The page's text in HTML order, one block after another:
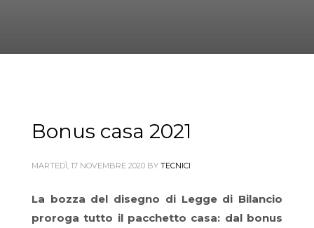
Bonus casa 2021
MARTEDÌ, 17 NOVEMBRE 2020 BY TECNICI
La bozza del disegno di Legge di Bilancio
proroga tutto il pacchetto casa: dal bonus